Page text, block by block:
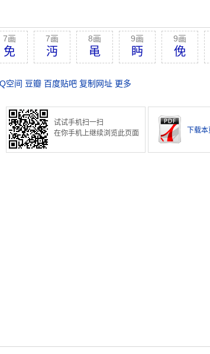
7画
免
7画
沔
8画
黾
9画
眄
9画
俛
空间 豆瓣 百度贴吧 复制网址 更多
试试手机扫一扫
在你手机上继续浏览此页面
下载